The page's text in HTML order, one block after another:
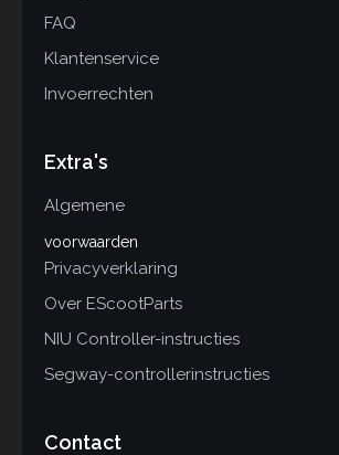
FAQ
Klantenservice
Invoerrechten
Extra's
Algemene
voorwaarden
Privacyverklaring
Over EScootParts
NIU Controller-instructies
Segway-controllerinstructies
Contact